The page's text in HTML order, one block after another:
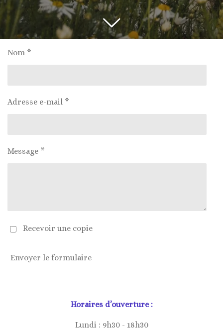
Nom *
Adresse e-mail *
Message *
Recevoir une copie
Envoyer le formulaire
Horaires d’ouverture :
Lundi : 9h30 - 18h30